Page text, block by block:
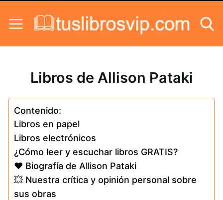
Libros de Allison Pataki
Contenido:
Libros en papel
Libros electrónicos
¿Cómo leer y escuchar libros GRATIS?
❤️ Biografía de Allison Pataki
💥 Nuestra crítica y opinión personal sobre
sus obras